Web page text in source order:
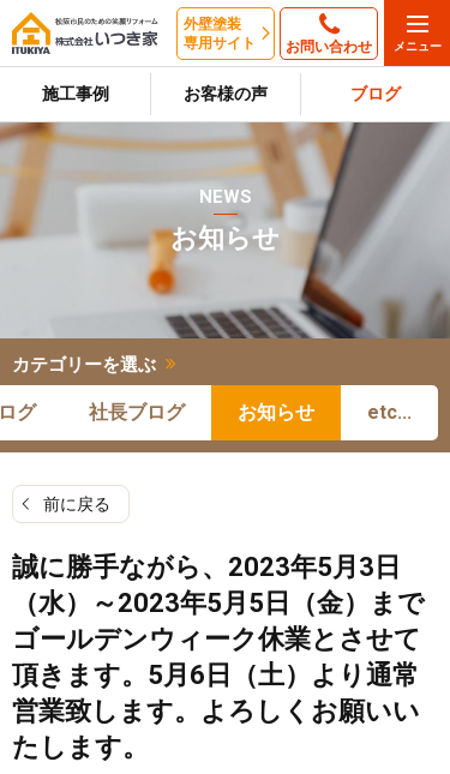
外壁塗装
専用サイト
お問い合わせ
施工事例 お客様の声 ブログ
NEWS
お知らせ
カテゴリーを選ぶ
グ 社長ブログ お知らせ etc...
前に戻る
誠に勝手ながら、2023年5月3日
（水）～2023年5月5日（金）まで
ゴールデンウィーク休業とさせて
頂きます。5月6日（土）より通常
営業致します。よろしくお願いい
たします。